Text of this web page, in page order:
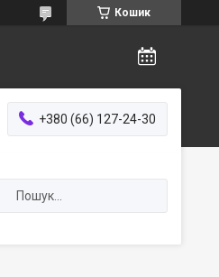
Кошик
+380 (66) 127-24-30